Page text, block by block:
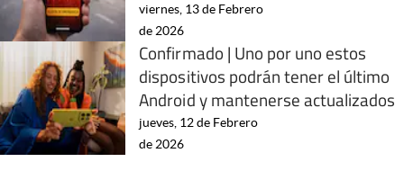
viernes, 13 de Febrero
de 2026
Confirmado | Uno por uno estos
dispositivos podrán tener el último
Android y mantenerse actualizados
jueves, 12 de Febrero
de 2026